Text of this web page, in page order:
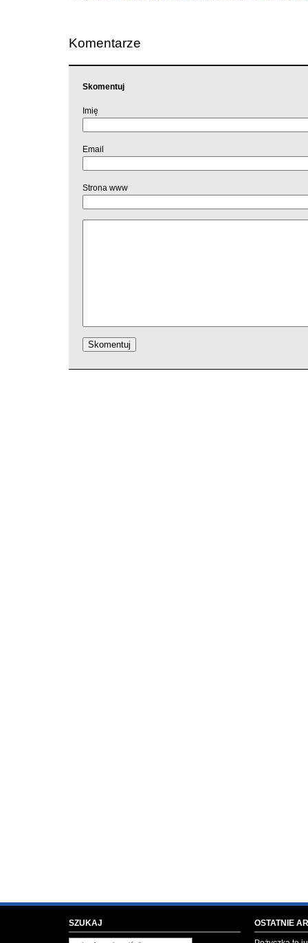
Komentarze
Skomentuj
Imię
Email
Strona www
SZUKAJ OSTATNIE